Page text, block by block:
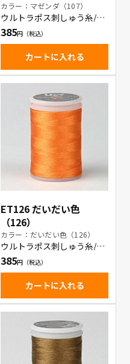
カラー：マゼンダ（107）
ウルトラポス刺しゅう糸/マ
ゼンダ
385
カートに入れる
ET126 だいだい色
（126）
カラー：だいだい色（126）
ウルトラポス刺しゅう糸/だ
いだい色
385
カートに入れる